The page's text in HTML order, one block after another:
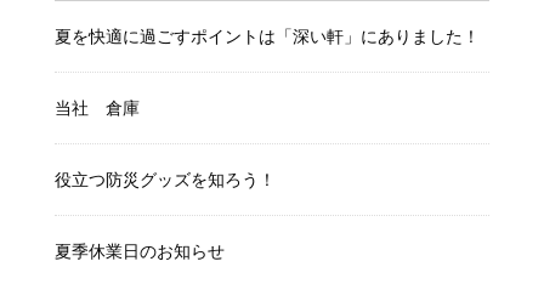
夏を快適に過ごすポイントは「深い軒」にありました！
当社 倉庫
役立つ防災グッズを知ろう！
夏季休業日のお知らせ